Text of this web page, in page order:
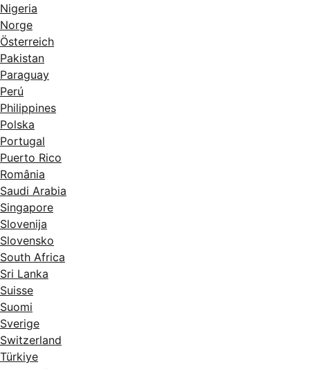
Nigeria
Norge
Österreich
Pakistan
Paraguay
Perú
Philippines
Polska
Portugal
Puerto Rico
România
Saudi Arabia
Singapore
Slovenija
Slovensko
South Africa
Sri Lanka
Suisse
Suomi
Sverige
Switzerland
Türkiye